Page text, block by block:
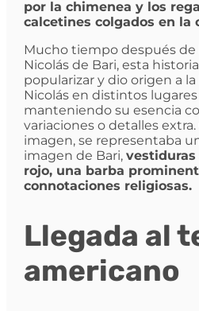
por la chimenea y los
calcetines colgados en la
Mucho tiempo después de
Nicolás de Bari, esta
popularizar y dio origen a
Nicolás en distintos
manteniendo su esencia
variaciones o detalles
imagen, se representaba
imagen de Bari, vestiduras
rojo, una barba
connotaciones religiosas.
Llegada al
americano